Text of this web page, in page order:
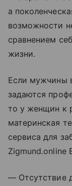
а
возможности
сравнением
жизни.
Если мужчины
задаются
то у женщин к
материнская
сервиса для
Zigmund.online
— Отсутствие